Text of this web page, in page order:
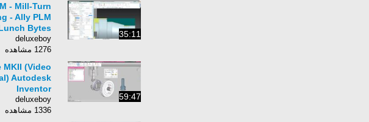
35:11
- Mill-Turn
- Ally PLM
Bytes
deluxeboy
1276 مشاهده
59:47
MKII (Video
Autodesk
Inventor
deluxeboy
1336 مشاهده